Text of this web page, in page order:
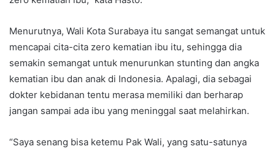
Menurutnya, Wali Kota Surabaya itu sangat semangat untuk
mencapai cita-cita zero kematian ibu itu, sehingga dia
semakin semangat untuk menurunkan stunting dan angka
kematian ibu dan anak di Indonesia. Apalagi, dia sebagai
dokter kebidanan tentu merasa memiliki dan berharap
jangan sampai ada ibu yang meninggal saat melahirkan.
“Saya senang bisa ketemu Pak Wali, yang satu-satunya